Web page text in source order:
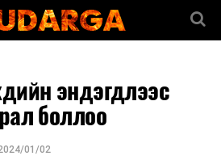
эндэгдлээс
боллоо
01/02